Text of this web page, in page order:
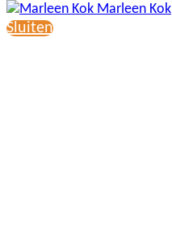
Marleen Kok
Sluiten